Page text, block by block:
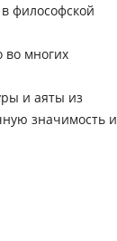
философской
во многих
и аяты из
значимость и